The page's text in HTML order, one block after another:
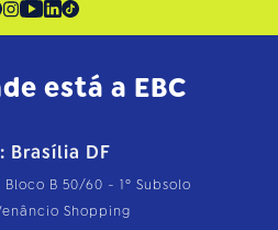
está a EBC
Brasília DF
B 50/60 - 1º Subsolo
Shopping